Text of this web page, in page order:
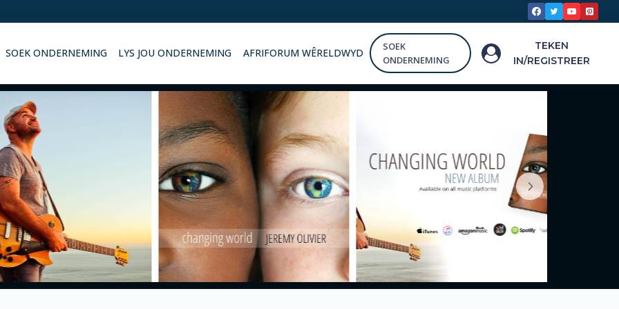
SOEK ONDERNEMING LYS JOU ONDERNEMING AFRIFORUM WÊRELDWYD
SOEK
ONDERNEMING
TEKEN
IN/REGISTREER